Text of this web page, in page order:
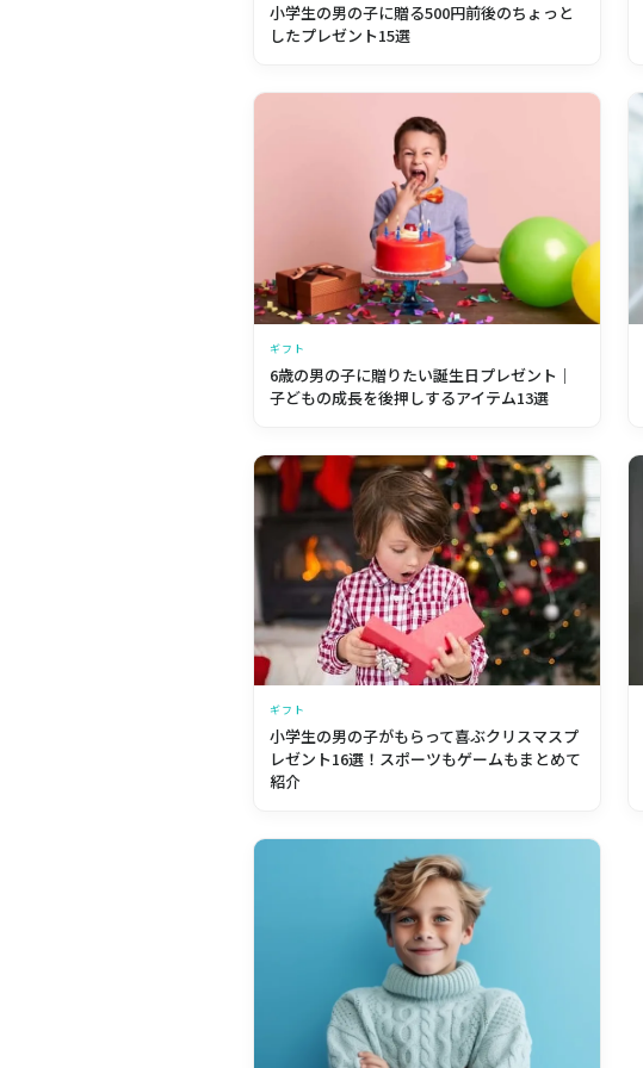
小学生の男の子に贈る500円前後のちょっと
したプレゼント15選
ギフト
6歳の男の子に贈りたい誕生日プレゼント｜
子どもの成長を後押しするアイテム13選
ギフト
小学生の男の子がもらって喜ぶクリスマスプ
レゼント16選！スポーツもゲームもまとめて
紹介